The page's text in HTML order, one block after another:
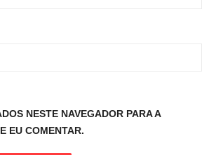
NESTE NAVEGADOR PARA A
EU COMENTAR.